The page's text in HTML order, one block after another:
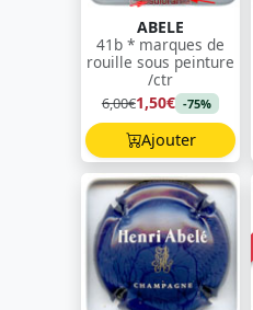
ABELE
41b * marques de
rouille sous peinture
/ctr
6,00€1,50€ -75%
Ajouter